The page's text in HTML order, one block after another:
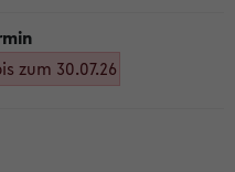
zum 30.07.26